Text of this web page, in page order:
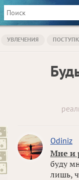
УВЛЕЧЕНИЯ
Odiniz
Мне и
буду
лишь,